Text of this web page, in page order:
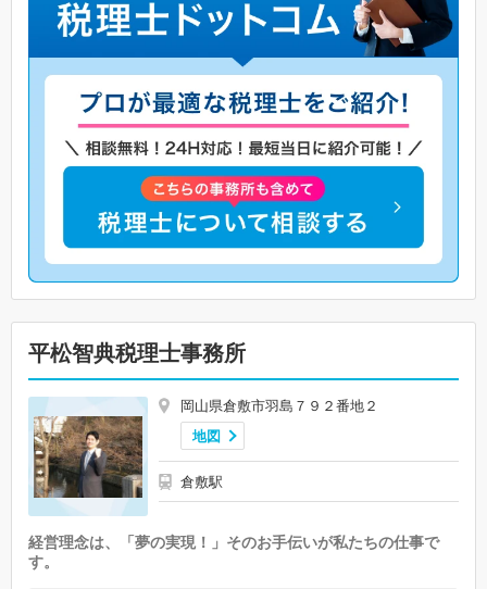
平松智典税理士事務所
岡山県倉敷市羽島７９２番地２
地図
倉敷駅
経営理念は、「夢の実現！」そのお手伝いが私たちの仕事で
す。